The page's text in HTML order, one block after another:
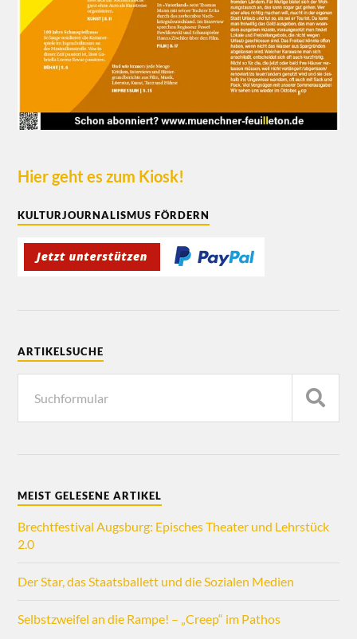
Hier geht es zum Kiosk!
KULTURJOURNALISMUS FÖRDERN
ARTIKELSUCHE
MEIST GELESENE ARTIKEL
Brechtfestival Augsburg: Episches Theater und Lehrstück
2.0
Der Star, das Staatsballett und die Sozialen Medien
Selbstzweifel an die Rampe! – „Creep“ im Pathos